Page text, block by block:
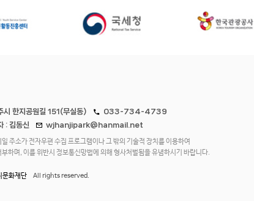
시 한지공원길 151(무실동)
033-734-4739
: 김동신
wjhanjipark@hanmail.net
주소가 전자우편 수집 프로그램이나 그 밖의 기술적 장치를 이용하여
하며, 이를 위반시 정보통신망법에 의해 형사처벌됨을 유념하시기 바랍니다.
문화재단 All rights reserved.